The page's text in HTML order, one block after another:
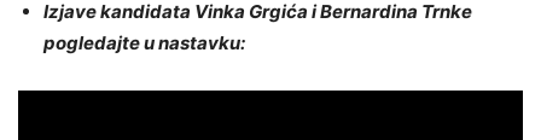
Izjave kandidata Vinka Grgića i Bernardina Trnke
pogledajte u nastavku: